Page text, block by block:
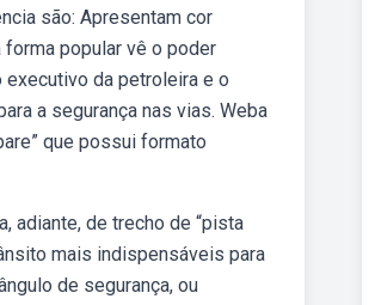
são: Apresentam cor
forma popular vê o poder
executivo da petroleira e o
a segurança nas vias. Weba
que possui formato
adiante, de trecho de “pista
mais indispensáveis para
de segurança, ou